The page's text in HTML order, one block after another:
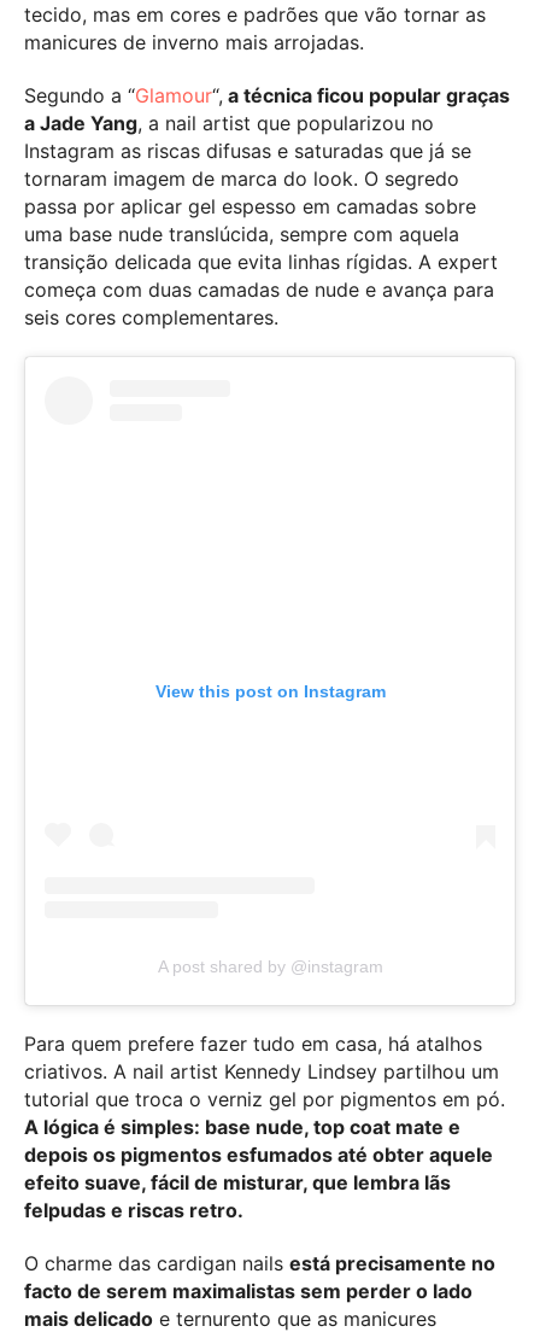
tecido, mas em cores e padrões que vão tornar as
manicures de inverno mais arrojadas.
Segundo a “Glamour“, a técnica ficou popular graças
a Jade Yang, a nail artist que popularizou no
Instagram as riscas difusas e saturadas que já se
tornaram imagem de marca do look. O segredo
passa por aplicar gel espesso em camadas sobre
uma base nude translúcida, sempre com aquela
transição delicada que evita linhas rígidas. A expert
começa com duas camadas de nude e avança para
seis cores complementares.
View this post on Instagram
A post shared by @instagram
Para quem prefere fazer tudo em casa, há atalhos
criativos. A nail artist Kennedy Lindsey partilhou um
tutorial que troca o verniz gel por pigmentos em pó.
A lógica é simples: base nude, top coat mate e
depois os pigmentos esfumados até obter aquele
efeito suave, fácil de misturar, que lembra lãs
felpudas e riscas retro.
O charme das cardigan nails está precisamente no
facto de serem maximalistas sem perder o lado
mais delicado e ternurento que as manicures